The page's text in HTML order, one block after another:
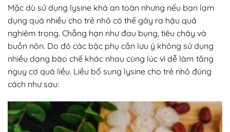
Mặc dù sử dụng lysine khá an toàn nhưng nếu bạn lạm
dụng quá nhiều cho trẻ nhỏ có thể gây ra hậu quả
nghiêm trọng. Chẳng hạn như đau bụng, tiêu chảy và
buồn nôn. Do đó các bậc phụ cần lưu ý không sử dụng
nhiều dạng bào chế khác nhau cùng lúc vì dễ làm tăng
nguy cơ quá liều. Liều bổ sung lysine cho trẻ nhỏ đúng
cách như sau: